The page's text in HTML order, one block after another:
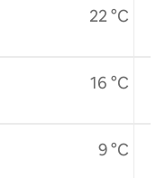
22 °C
16 °C
9 °C